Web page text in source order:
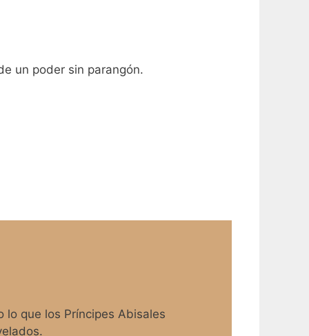
un poder sin parangón.
lo que los Príncipes Abisales